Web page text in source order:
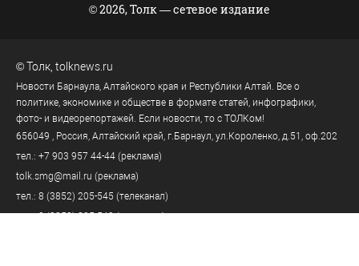
© 2026, Толк — сетевое издание
©Толк tolknews.ru
Новости Барнаула, Алтайского края и Республики Алтай. Все о
политике, экономике и обществе в формате статей, инфографики,
фото- и видеорепортажей. Если новости, то с ТОЛКом!
656049
, Россия, Алтайский край, г. Барнаул ул.Короленко, д.51, оф.202
тел.: +7 903 957 44-44 (реклама)
tolk.smg@mail.ru (реклама)
тел.: 8 (3852) 205-545 (телеканал)
тел.:8 (3852) 205-549(редакция)